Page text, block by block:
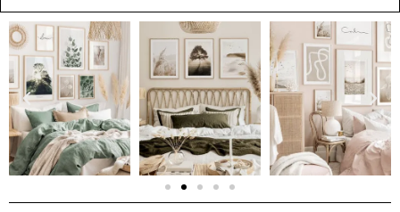
SOLUTION PAR THE LUXURY BOX & CO